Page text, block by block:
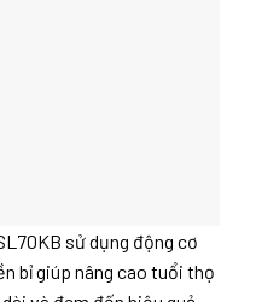
sử dụng động cơ
bỉ giúp nâng cao tuổi thọ